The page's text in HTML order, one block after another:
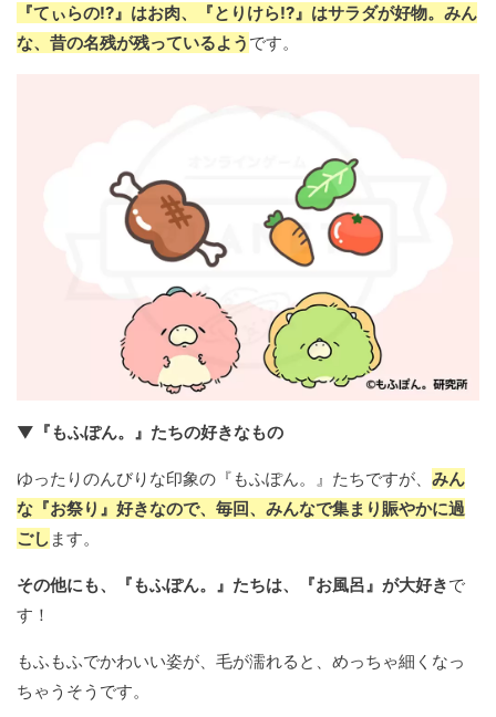
『てぃらの!?』はお肉、『とりけら!?』はサラダが好物。みん
な、昔の名残が残っているよう です。
▼『もふぽん。』たちの好きなもの
ゆったりのんびりな印象の『もふぽん。』たちですが、 みん
な『お祭り』好きなので、毎回、みんなで集まり賑やかに過
ごし ます。
その他にも、『もふぽん。』たちは、『お風呂』が大好きで
す！
もふもふでかわいい姿が、毛が濡れると、めっちゃ細くなっ
ちゃうそうです。